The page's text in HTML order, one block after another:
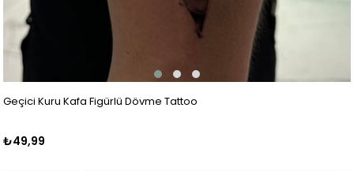
Geçici Kuru Kafa Figürlü Dövme Tattoo
₺49,99